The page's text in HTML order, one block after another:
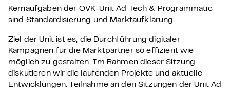
Kernaufgaben der OVK-Unit Ad Tech & Programmatic
sind Standardisierung und Marktaufklärung.
Ziel der Unit ist es, die Durchführung digitaler
Kampagnen für die Marktpartner so effizient wie
möglich zu gestalten. Im Rahmen dieser Sitzung
diskutieren wir die laufenden Projekte und aktuelle
Entwicklungen. Teilnahme an den Sitzungen der Unit Ad